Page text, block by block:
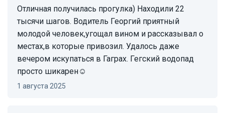
Отличная получилась прогулка) Находили 22
тысячи шагов. Водитель Георгий приятный
молодой человек,угощал вином и рассказывал о
местах,в которые привозил. Удалось даже
вечером искупаться в Гаграх. Гегский водопад
просто шикарен☺️
1 августа 2025